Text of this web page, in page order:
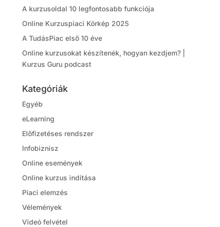
A kurzusoldal 10 legfontosabb funkciója
Online Kurzuspiaci Körkép 2025
A TudásPiac első 10 éve
Online kurzusokat készítenék, hogyan kezdjem? |
Kurzus Guru podcast
Kategóriák
Egyéb
eLearning
Előfizetéses rendszer
Infobiznisz
Online események
Online kurzus indítása
Piaci elemzés
Vélemények
Videó felvétel